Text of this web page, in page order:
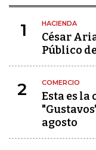
1 HACIENDA
César
Público
2 COMERCIO
Esta es
agosto